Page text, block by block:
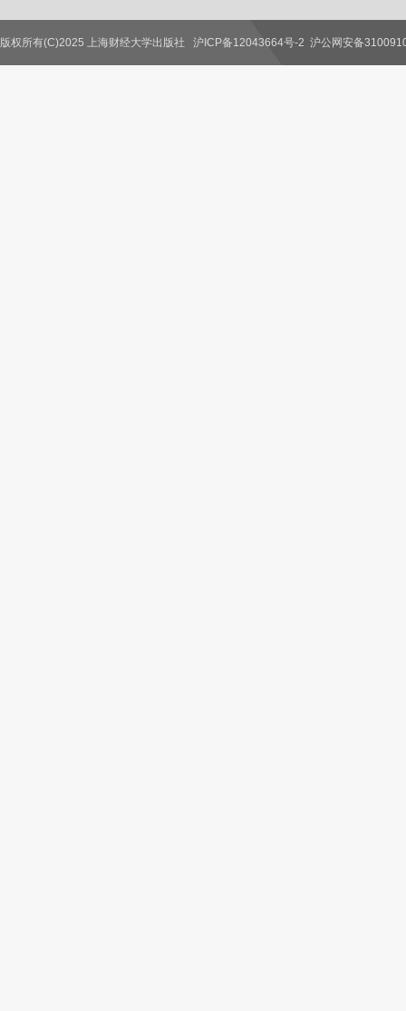
联系我们
版权所有(C)2025 上海财经大学出版社 沪ICP备12043664号-2 沪公网安备